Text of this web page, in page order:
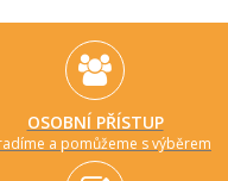
OSOBNÍ PŘÍSTUP
a pomůžeme s výběrem